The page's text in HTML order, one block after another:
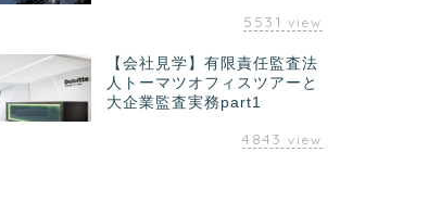
5531 view
【会社見学】有限責任監査法
人トーマツオフィスツアーと
大企業監査実務part1
4843 view